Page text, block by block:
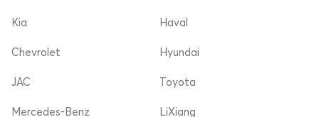
Kia
Chevrolet
Haval
Hyundai
JAC
Mercedes-Benz
Toyota
LiXiang